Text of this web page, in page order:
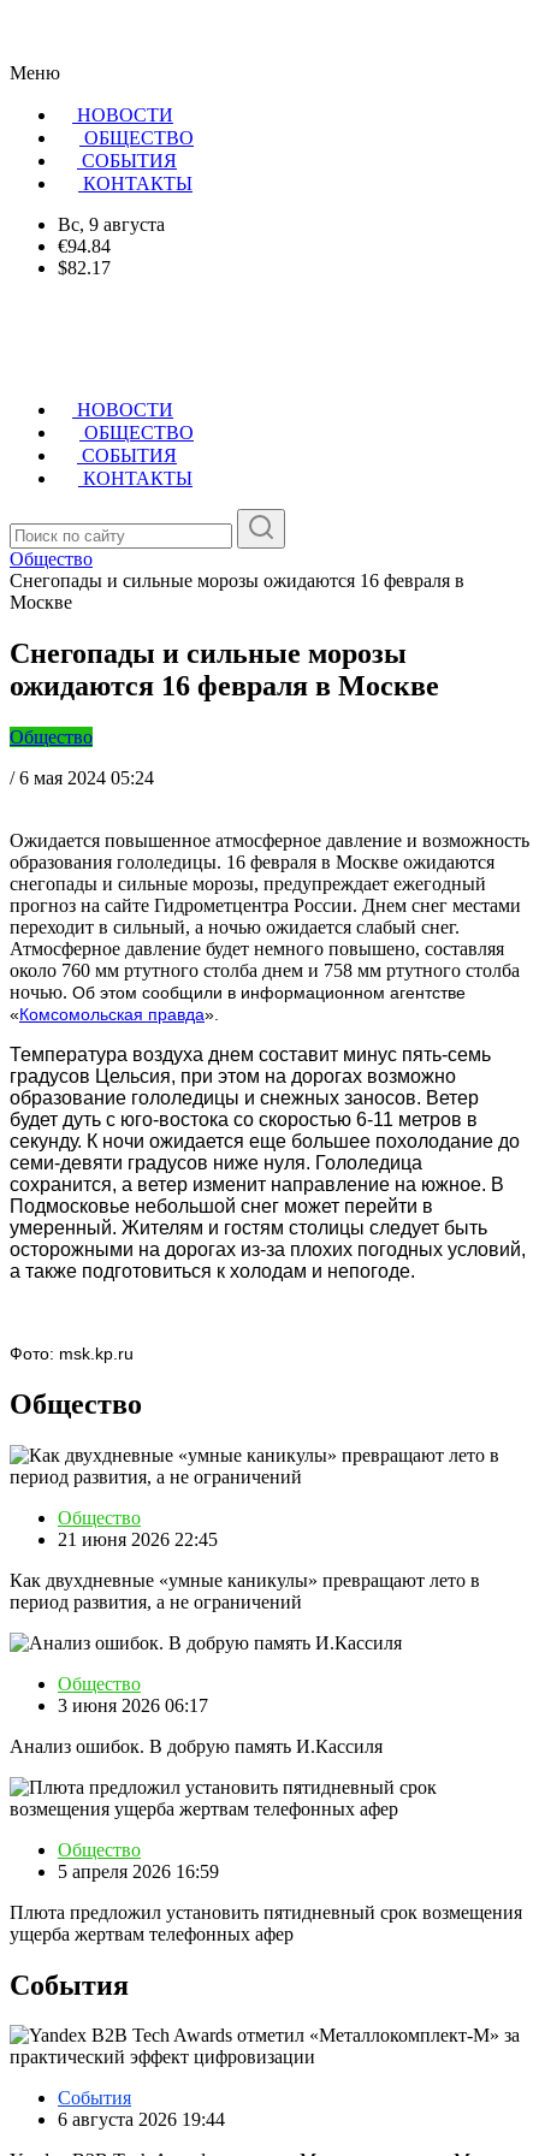
Меню
НОВОСТИ
ОБЩЕСТВО
CОБЫТИЯ
КОНТАКТЫ
Вс, 9 августа
€94.84
$82.17
НОВОСТИ
ОБЩЕСТВО
СОБЫТИЯ
КОНТАКТЫ
Общество
Снегопады и сильные морозы ожидаются 16 февраля в
Москве
Снегопады и сильные морозы
ожидаются 16 февраля в Москве
Общество
/ 6 мая 2024 05:24
Ожидается повышенное атмосферное давление и возможность
образования гололедицы. 16 февраля в Москве ожидаются
снегопады и сильные морозы, предупреждает ежегодный
прогноз на сайте Гидрометцентра России. Днем снег местами
переходит в сильный, а ночью ожидается слабый снег.
Атмосферное давление будет немного повышено, составляя
около 760 мм ртутного столба днем и 758 мм ртутного столба
ночью. Об этом сообщили в информационном агентстве
«Комсомольская правда».
Температура воздуха днем составит минус пять-семь
градусов Цельсия, при этом на дорогах возможно
образование гололедицы и снежных заносов. Ветер
будет дуть с юго-востока со скоростью 6-11 метров в
секунду. К ночи ожидается еще большее похолодание до
семи-девяти градусов ниже нуля. Гололедица
сохранится, а ветер изменит направление на южное. В
Подмосковье небольшой снег может перейти в
умеренный. Жителям и гостям столицы следует быть
осторожными на дорогах из-за плохих погодных условий,
а также подготовиться к холодам и непогоде.
Фото: msk.kp.ru
Общество
Общество
21 июня 2026 22:45
Как двухдневные «умные каникулы» превращают лето в
период развития, а не ограничений
Общество
3 июня 2026 06:17
Анализ ошибок. В добрую память И.Кассиля
Общество
5 апреля 2026 16:59
Плюта предложил установить пятидневный срок возмещения
ущерба жертвам телефонных афер
События
События
6 августа 2026 19:44